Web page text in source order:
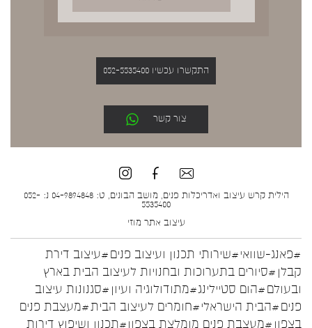
התקשרו עכשיו 052-5535400
צור קשר
הילית קרש עיצוב ואדריכלות פנים, מושב הבונים, ט: 04-9894848 נ: 052-
5535400
עיצוב אתר מוזי
#פאנג-שוואי#שירותי תכנון ועיצוב פנים#עיצוב דירת
קבלן #סיורים בתערוכות ובחנויות לעיצוב הבית בארץ
ובעולם#הום סטיילינג#מתודולוגיה ועיון #סגנונות עיצוב
פנים#הבית הישראלי#חומרים לעיצוב הבית#מעצבת פנים
בצפון #מעצבת פנים מומלצת בצפון#תכנון ושיפוץ דירות